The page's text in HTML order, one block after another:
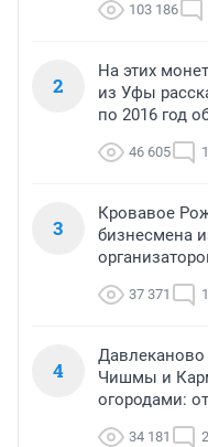
103 186
2
На этих
из Уфы
по 2016 год
46 605
3
Кровавое
бизнесмена
37 371
4
Давлеканово
Чишмы и
огородами:
34 181